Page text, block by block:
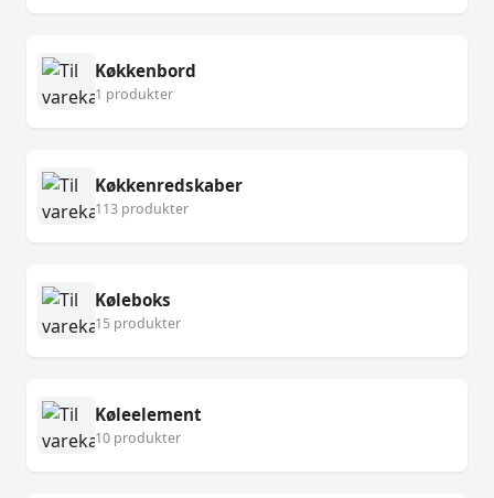
Køkkenbord
1 produkter
Køkkenredskaber
113 produkter
Køleboks
15 produkter
Køleelement
10 produkter